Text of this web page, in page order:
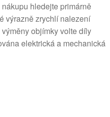
hledejte primárně
výrazně zrychlí nalezení
objímky volte díly
elektrická a mechanická